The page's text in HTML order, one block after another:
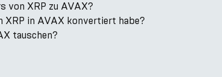
von XRP zu AVAX?
XRP in AVAX konvertiert habe?
tauschen?